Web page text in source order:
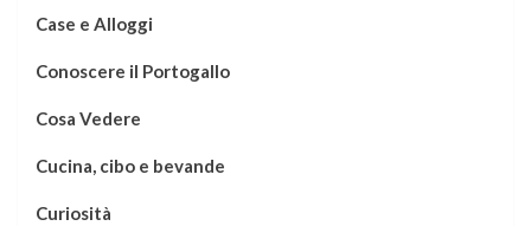
Case e Alloggi
Conoscere il Portogallo
Cosa Vedere
Cucina, cibo e bevande
Curiosità